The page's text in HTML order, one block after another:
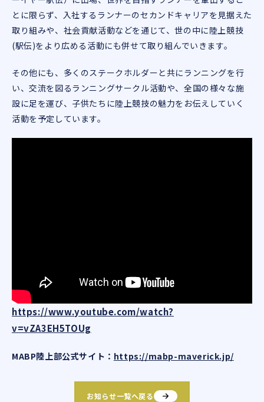
とに限らず、入社するランナーのセカンドキャリアを見据えた
取り組みや、社会貢献活動などを通じて、世の中に陸上競技
(駅伝)をより広める活動にも併せて取り組んでいきます。
その他にも、多くのステークホルダーと共にランニングを行
い、交流を図るランニングサークル活動や、全国の様々な施
設に足を運び、子供たちに陸上競技の魅力をお伝えしていく
活動を予定しています。
https://www.youtube.com/watch?
v=vZA3EH5TOUg
MABP陸上部公式サイト： https://mabp-maverick.jp/
お知らせ一覧へ戻る